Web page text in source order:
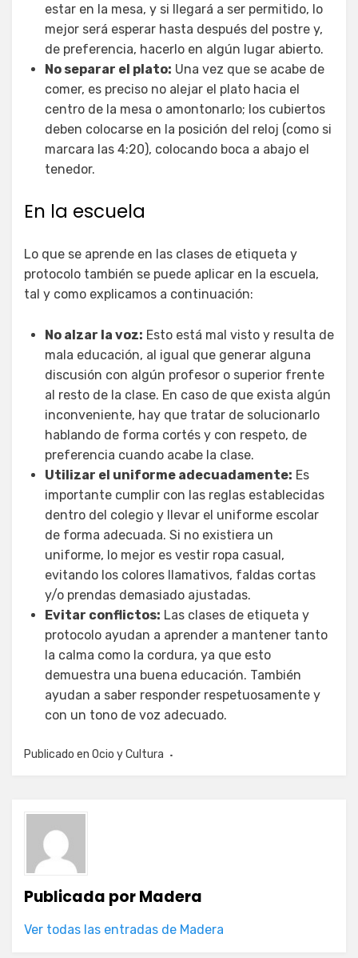
estar en la mesa, y si llegará a ser permitido, lo
mejor será esperar hasta después del postre y,
de preferencia, hacerlo en algún lugar abierto.
No separar el plato: Una vez que se acabe de
comer, es preciso no alejar el plato hacia el
centro de la mesa o amontonarlo; los cubiertos
deben colocarse en la posición del reloj (como si
marcara las 4:20), colocando boca a abajo el
tenedor.
En la escuela
Lo que se aprende en las clases de etiqueta y
protocolo también se puede aplicar en la escuela,
tal y como explicamos a continuación:
No alzar la voz: Esto está mal visto y resulta de
mala educación, al igual que generar alguna
discusión con algún profesor o superior frente
al resto de la clase. En caso de que exista algún
inconveniente, hay que tratar de solucionarlo
hablando de forma cortés y con respeto, de
preferencia cuando acabe la clase.
Utilizar el uniforme adecuadamente: Es
importante cumplir con las reglas establecidas
dentro del colegio y llevar el uniforme escolar
de forma adecuada. Si no existiera un
uniforme, lo mejor es vestir ropa casual,
evitando los colores llamativos, faldas cortas
y/o prendas demasiado ajustadas.
Evitar conflictos: Las clases de etiqueta y
protocolo ayudan a aprender a mantener tanto
la calma como la cordura, ya que esto
demuestra una buena educación. También
ayudan a saber responder respetuosamente y
con un tono de voz adecuado.
Publicado en Ocio y Cultura
Publicada porMadera
Ver todas las entradas de Madera